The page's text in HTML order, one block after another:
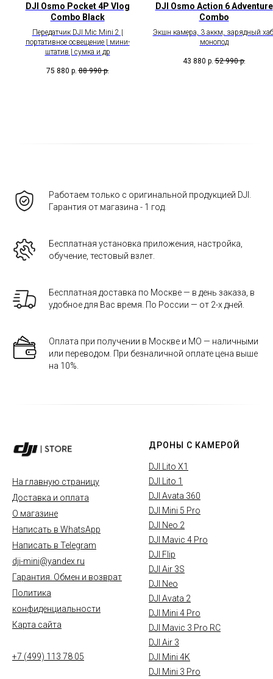
DJI Osmo Pocket 4P Vlog
Combo Black
Передатчик DJI Mic Mini 2 |
портативное освещение | мини-
штатив | сумка и др
75 880 р. 88 990 р.
DJI Osmo Action 6 Adventure
Combo
Экшн камера, 3 аккм, зарядный
монопод
43 880 р. 52 990 р.
Работаем только с оригинальной продукцией DJI.
Гарантия от магазина - 1 год.
Бесплатная установка приложения, настройка,
обучение, тестовый взлет.
Бесплатная доставка по Москве — в день заказа, в
удобное для Вас время. По России — от 2-х дней.
Оплата при получении в Москве и МО — наличными
или переводом. При безналичной оплате цена выше
на 10%.
На главную страницу
Доставка и оплата
О магазине
Написать в WhatsApp
Написать в Telegram
dji-mini@yandex.ru
Гарантия. Обмен и возврат
Политика
конфиденциальности
Карта сайта
+7 (499) 113 78 05
ДРОНЫ С КАМЕРОЙ
DJI Lito X1
DJI Lito 1
DJI Avata 360
DJI Mini 5 Pro
DJI Neo 2
DJI Mavic 4 Pro
DJI Flip
DJI Air 3S
DJI Neo
DJI Avata 2
DJI Mini 4 Pro
DJI Mavic 3 Pro RC
DJI Air 3
DJI Mini 4K
DJI Mini 3 Pro